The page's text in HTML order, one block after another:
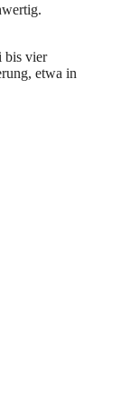
bis vier
etwa in